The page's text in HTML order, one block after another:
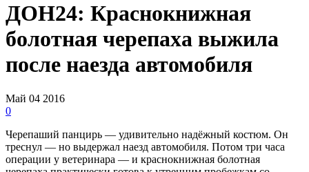
ДОН24: Краснокнижная
болотная черепаха выжила
после наезда автомобиля
Май 04 2016
0
Черепаший панцирь — удивительно надёжный костюм. Он
треснул — но выдержал наезд автомобиля. Потом три часа
операции у ветеринара — и краснокнижная болотная